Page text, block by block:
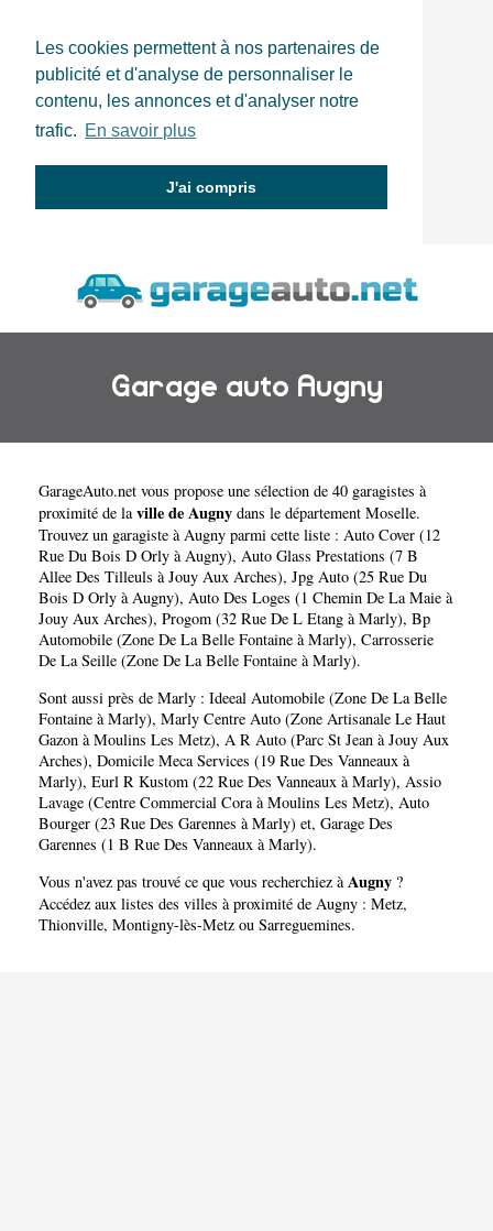
Les cookies permettent à nos partenaires de
publicité et d'analyse de personnaliser le
contenu, les annonces et d'analyser notre
trafic. En savoir plus
J'ai compris
Garage auto Augny
GarageAuto.net vous propose une sélection de 40 garagistes à
proximité de laville de Augny dans le département Moselle.
Trouvez un garagiste à Augny parmi cette liste : Auto Cover (12
Rue Du Bois D Orly à Augny), Auto Glass Prestations (7 B
Allee Des Tilleuls à Jouy Aux Arches), Jpg Auto (25 Rue Du
Bois D Orly à Augny), Auto Des Loges (1 Chemin De La Maie à
Jouy Aux Arches), Progom (32 Rue De L Etang à Marly), Bp
Automobile (Zone De La Belle Fontaine à Marly), Carrosserie
De La Seille (Zone De La Belle Fontaine à Marly).
Sont aussi près de Marly : Ideeal Automobile (Zone De La Belle
Fontaine à Marly), Marly Centre Auto (Zone Artisanale Le Haut
Gazon à Moulins Les Metz), A R Auto (Parc St Jean à Jouy Aux
Arches), Domicile Meca Services (19 Rue Des Vanneaux à
Marly), Eurl R Kustom (22 Rue Des Vanneaux à Marly), Assio
Lavage (Centre Commercial Cora à Moulins Les Metz), Auto
Bourger (23 Rue Des Garennes à Marly) et, Garage Des
Garennes (1 B Rue Des Vanneaux à Marly).
Vous n'avez pas trouvé ce que vous recherchiez àAugny ?
Accédez aux listes des villes à proximité de Augny : Metz,
Thionville, Montigny-lès-Metz ou Sarreguemines.